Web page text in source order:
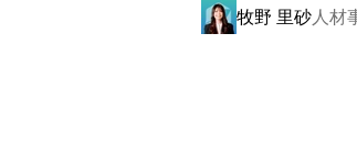
Remindのメンバー
牧野 里砂 人材